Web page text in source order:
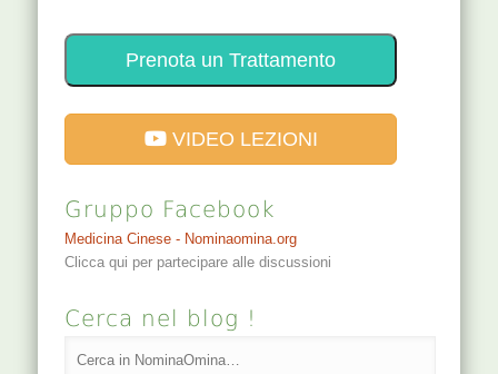
Prenota un Trattamento
VIDEO LEZIONI
Gruppo Facebook
Medicina Cinese - Nominaomina.org
Clicca qui per partecipare alle discussioni
Cerca nel blog !